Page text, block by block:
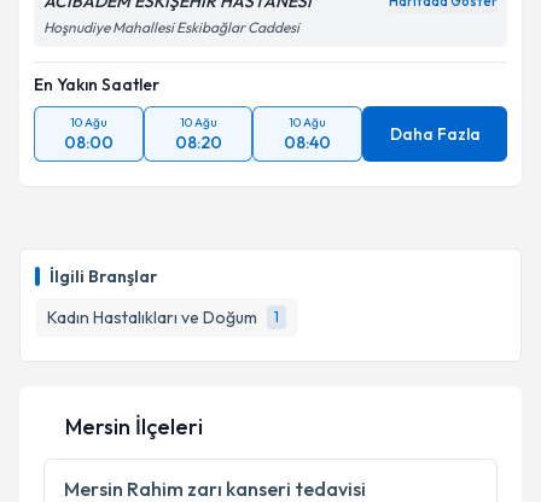
İlgili Branşlar
Kadın Hastalıkları ve Doğum
1
Hoşnudiye Mahallesi Eskibağlar Caddesi
En Yakın Saatler
10 Ağu
08:00
10 Ağu
08:20
10 Ağu
08:40 Daha Fazla
Mersin İlçeleri
Mersin Rahim zarı kanseri tedavisi